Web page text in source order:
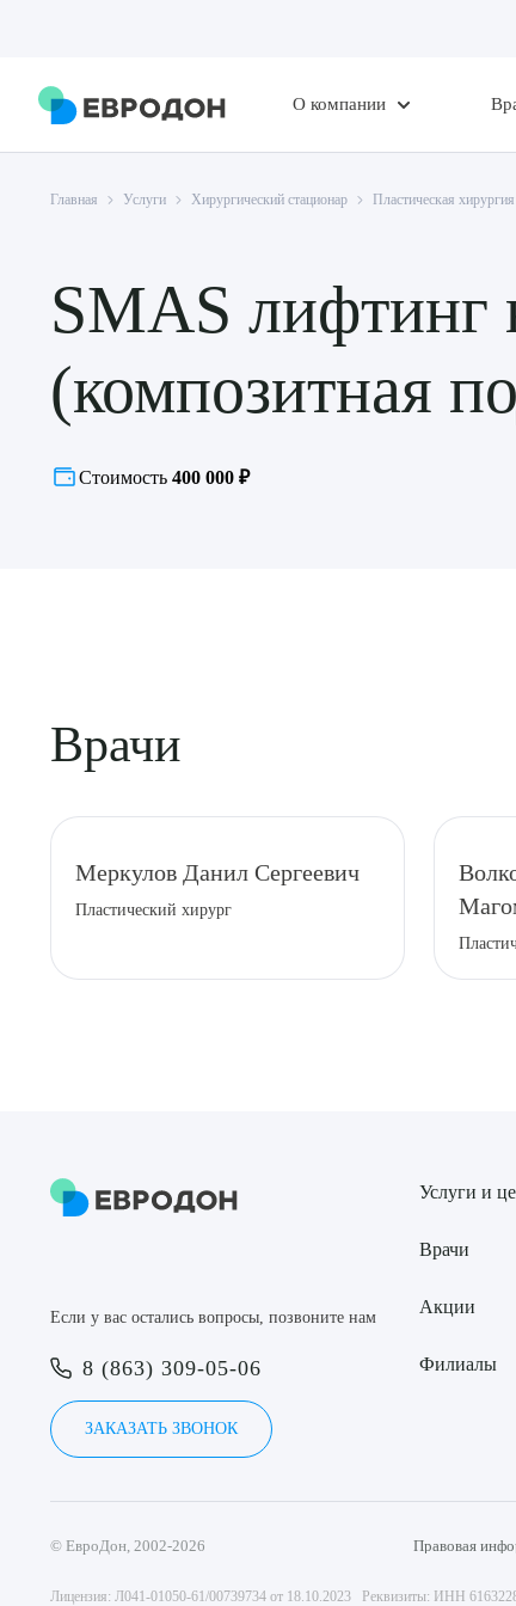
О компании
Главная Услуги Хирургический стационар Пластическая хирургия
SMAS лифтинг
(композитная
Стоимость 400 000 ₽
Врачи
Меркулов Данил Сергеевич
Пластический хирург
Если у вас остались вопросы, позвоните нам
8 (863) 309-05-06
ЗАКАЗАТЬ ЗВОНОК
Услуги и
Врачи
Акции
Филиалы
© ЕвроДон, 2002-2026 Правовая
Лицензия: Л041-01050-61/00739734 от 18.10.2023 Реквизиты: ИНН